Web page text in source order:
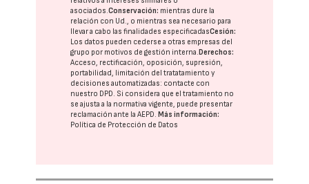
asociados.Conservación: mientras dure la
relación con Ud., o mientras sea necesario para
llevar a cabo las finalidades especificadasCesión:
Los datos pueden cederse a otras empresas del
grupo por motivos de gestión interna. Derechos:
Acceso, rectificación, oposición, supresión,
portabilidad, limitación del tratatamiento y
decisiones automatizadas: contacte con
nuestro DPD. Si considera que el tratamiento no
se ajusta a la normativa vigente, puede presentar
reclamación ante laAEPD. Más información:
Política de Protección de Datos